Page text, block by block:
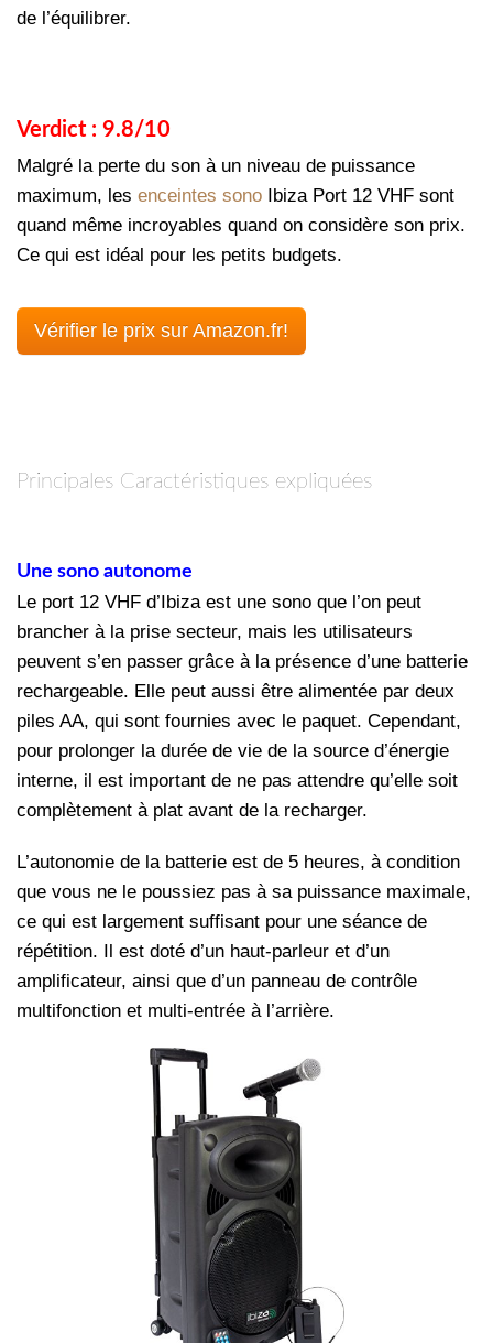
de l’équilibrer.
Verdict : 9.8/10
Malgré la perte du son à un niveau de puissance
maximum, les enceintes sono Ibiza Port 12 VHF sont
quand même incroyables quand on considère son prix.
Ce qui est idéal pour les petits budgets.
Vérifier le prix sur Amazon.fr!
Principales Caractéristiques expliquées
Une sono autonome
Le port 12 VHF d’Ibiza est une sono que l’on peut
brancher à la prise secteur, mais les utilisateurs
peuvent s’en passer grâce à la présence d’une batterie
rechargeable. Elle peut aussi être alimentée par deux
piles AA, qui sont fournies avec le paquet. Cependant,
pour prolonger la durée de vie de la source d’énergie
interne, il est important de ne pas attendre qu’elle soit
complètement à plat avant de la recharger.
L’autonomie de la batterie est de 5 heures, à condition
que vous ne le poussiez pas à sa puissance maximale,
ce qui est largement suffisant pour une séance de
répétition. Il est doté d’un haut-parleur et d’un
amplificateur, ainsi que d’un panneau de contrôle
multifonction et multi-entrée à l’arrière.